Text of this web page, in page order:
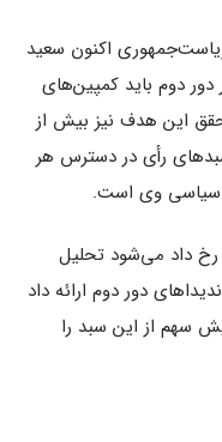
ریاست‌جمهوری اکنون سعید
دوم باید کمپین‌های
این هدف نیز بیش از
رأی در دسترس هر
سیاسی وی است.
رخ داد می‌شود تحلیل
دور دوم ارائه داد
سهم از این سبد را